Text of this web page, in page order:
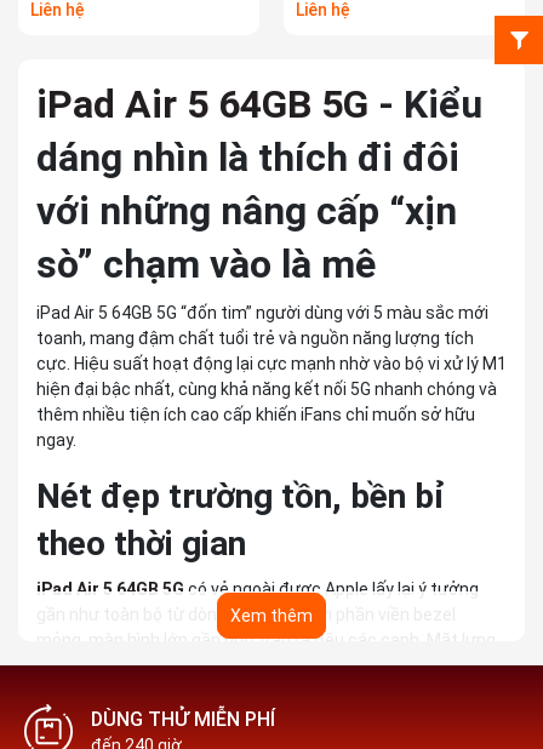
Liên hệ
Liên hệ
iPad Air 5 64GB 5G - Kiểu
dáng nhìn là thích đi đôi
với những nâng cấp “xịn
sò” chạm vào là mê
iPad Air 5 64GB 5G “đốn tim” người dùng với 5 màu sắc mới
toanh, mang đậm chất tuổi trẻ và nguồn năng lượng tích
cực. Hiệu suất hoạt động lại cực mạnh nhờ vào bộ vi xử lý M1
hiện đại bậc nhất, cùng khả năng kết nối 5G nhanh chóng và
thêm nhiều tiện ích cao cấp khiến iFans chỉ muốn sở hữu
ngay.
Nét đẹp trường tồn, bền bỉ
theo thời gian
iPad Air 5 64GB 5G có vẻ ngoài được Apple lấy lại ý tưởng
gần như toàn bộ từ dòng iPad Air 4, với phần viền bezel
mỏng, màn hình lớn gần như tràn ra đều các cạnh. Mặt lưng
không có hoạ tiết mới mà vẫn phủ đều một màu từ trên
tái chế, có khả năng chống bào mòn, tránh trầy xước tốt và
thân thiện với môi trường.
Xem thêm
DÙNG THỬ MIỄN PHÍ